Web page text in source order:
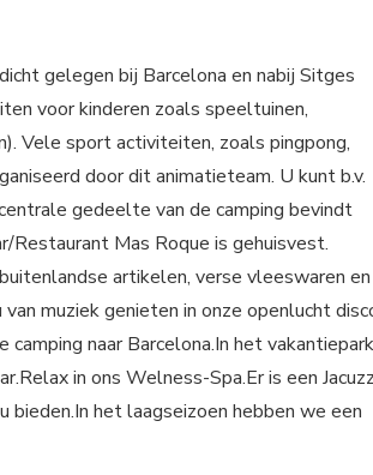
gelegen bij Barcelona en nabij Sitges
voor kinderen zoals speeltuinen,
Vele sport activiteiten, zoals pingpong,
door dit animatieteam. U kunt b.v.
gedeelte van de camping bevindt
Restaurant Mas Roque is gehuisvest.
artikelen, verse vleeswaren en
muziek genieten in onze openlucht
naar Barcelona.In het vakantiepark
in ons Welness-Spa.Er is een
bieden.In het laagseizoen hebben we een